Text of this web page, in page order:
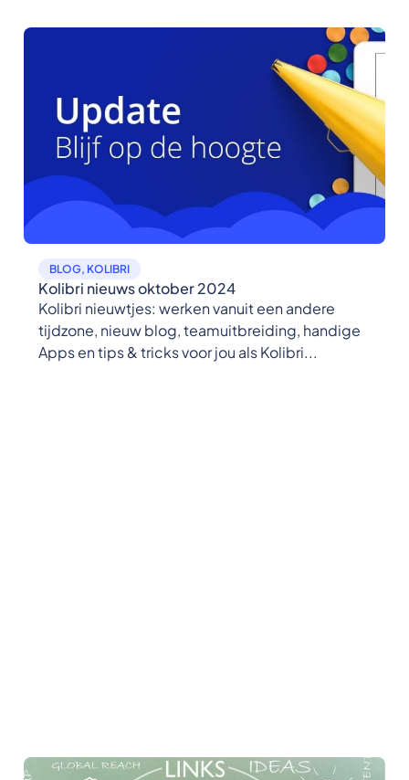
BLOG, KOLIBRI
Kolibri nieuws oktober 2024
Kolibri nieuwtjes: werken vanuit een andere
tijdzone, nieuw blog, teamuitbreiding, handige
Apps en tips & tricks voor jou als Kolibri...